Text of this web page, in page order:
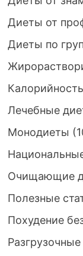
Диеты от
Диеты по
Лечебные
Монодиеты
Очищающие
Полезные
Похудение